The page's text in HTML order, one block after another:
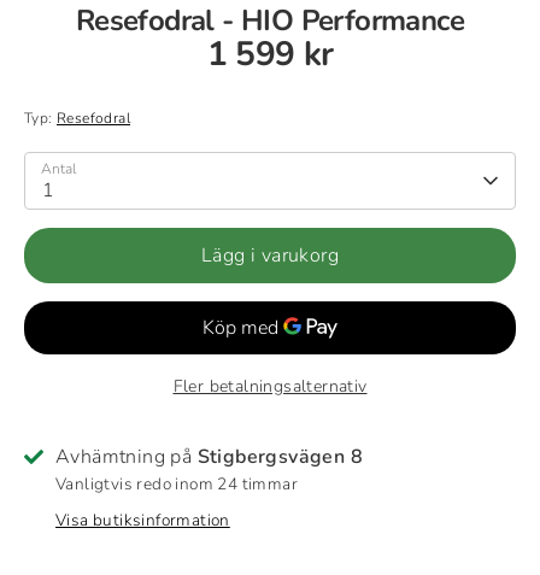
Resefodral - HIO Performance
1 599 kr
Typ: Resefodral
Antal
1
Lägg i varukorg
Fler betalningsalternativ
Avhämtning på Stigbergsvägen 8
Vanligtvis redo inom 24 timmar
Visa butiksinformation